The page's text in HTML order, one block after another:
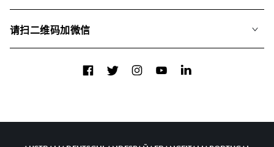
关于我们
请扫二维码加微信
FacebookTwitterInstagramYouTubeLinkedIn